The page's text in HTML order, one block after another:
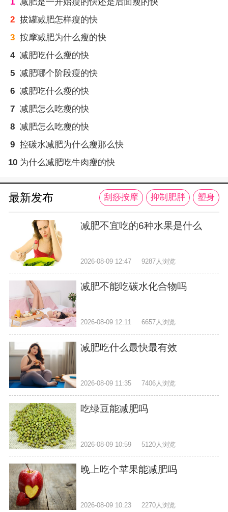
2 拔罐减肥怎样瘦的快
3 按摩减肥为什么瘦的快
4 减肥吃什么瘦的快
5 减肥哪个阶段瘦的快
6 减肥吃什么瘦的快
7 减肥怎么吃瘦的快
8 减肥怎么吃瘦的快
9 控碳水减肥为什么瘦那么快
10 为什么减肥吃牛肉瘦的快
最新发布 刮痧按摩 抑制肥胖 塑身
减肥不宜吃的6种水果是什么
2026-08-09 12:47 9287人浏览
减肥不能吃碳水化合物吗
2026-08-09 12:11 6657人浏览
减肥吃什么最快最有效
2026-08-09 11:35 7406人浏览
吃绿豆能减肥吗
2026-08-09 10:59 5120人浏览
晚上吃个苹果能减肥吗
2026-08-09 10:23 2270人浏览